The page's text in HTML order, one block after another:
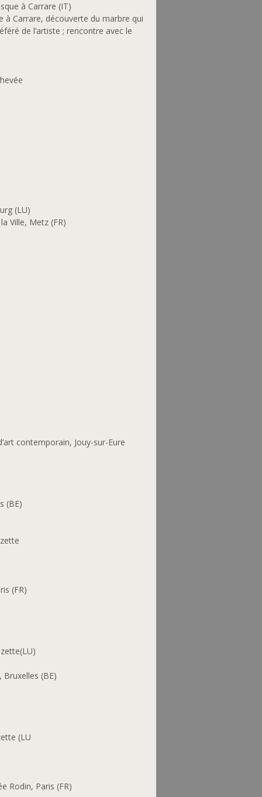
à Carrare (IT)
Carrare, découverte du marbre qui
de l’artiste ; rencontre avec le
(LU)
Ville, Metz (FR)
contemporain, Jouy-sur-Eure
(BE)
(FR)
(BE)
(LU
Rodin, Paris (FR)